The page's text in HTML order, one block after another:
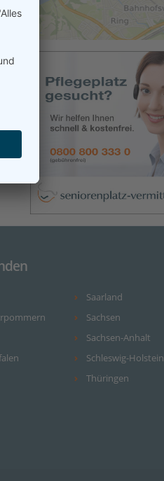
Saarland
Sachsen
Sachsen-Anhalt
Schleswig-Holstein
Thüringen